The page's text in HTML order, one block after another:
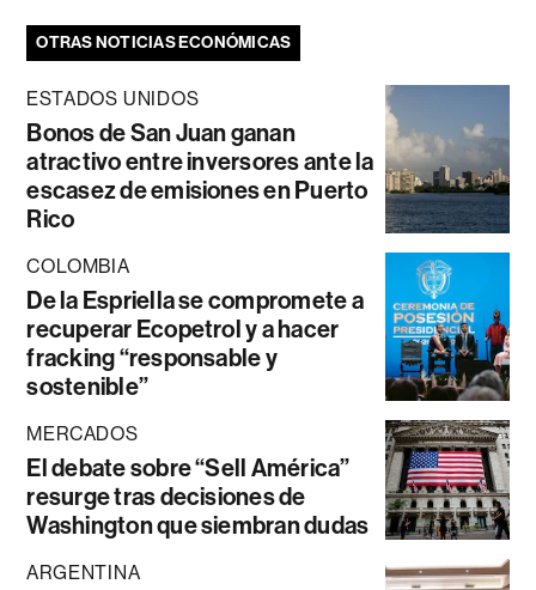
OTRAS NOTICIAS ECONÓMICAS
ESTADOS UNIDOS
Bonos de San Juan ganan
atractivo entre inversores ante la
escasez de emisiones en Puerto
Rico
COLOMBIA
De la Espriella se compromete a
recuperar Ecopetrol y a hacer
fracking “responsable y
sostenible”
MERCADOS
El debate sobre “Sell América”
resurge tras decisiones de
Washington que siembran dudas
ARGENTINA